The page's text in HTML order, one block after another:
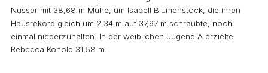
Nusser mit 38,68 m Mühe, um Isabell Blumenstock, die ihren
Hausrekord gleich um 2,34 m auf 37,97 m schraubte, noch
einmal niederzuhalten. In der weiblichen Jugend A erzielte
Rebecca Konold 31,58 m.